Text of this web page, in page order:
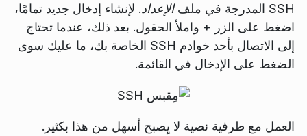
SSH المدرجة في ملف
الإعداد. لإنشاء إدخال جديد تمامًا،
اضغط على الزر + واملأ الحقول. بعد ذلك، عندما تحتاج
إلى الاتصال بأحد خوادم SSH الخاصة بك، ما عليك سوى
الضغط على الإدخال في القائمة.
العمل مع طرفية نصية لا يِصبح أسهل من هذا بكثير.